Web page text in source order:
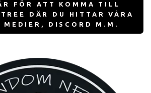
FÖR ATT KOMMA TILL
DÄR DU HITTAR VÅRA
MEDIER, DISCORD M.M.